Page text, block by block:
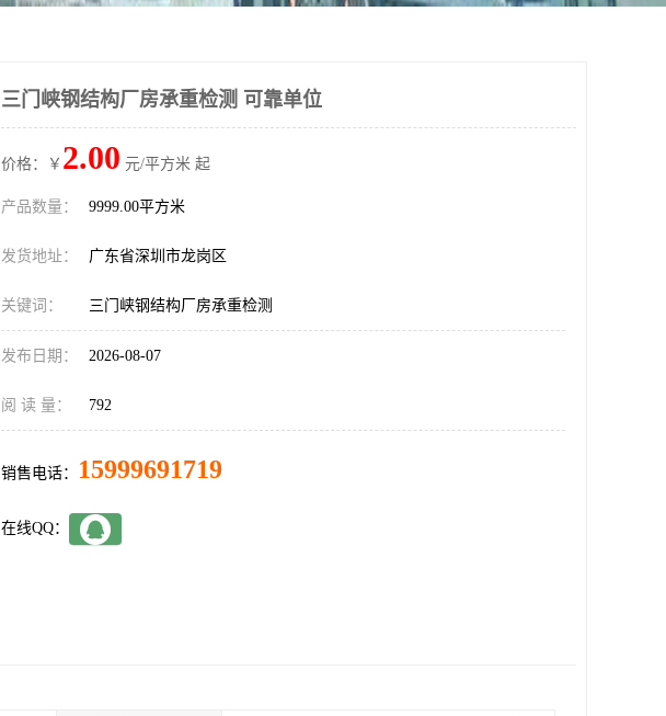
三门峡钢结构厂房承重检测 可靠单位
价格：￥ 2.00 元/平方米 起
产品数量： 9999.00平方米
发货地址： 广东省深圳市龙岗区
关键词： 三门峡钢结构厂房承重检测
发布日期： 2026-08-07
阅 读 量： 792
销售电话： 15999691719
在线QQ：